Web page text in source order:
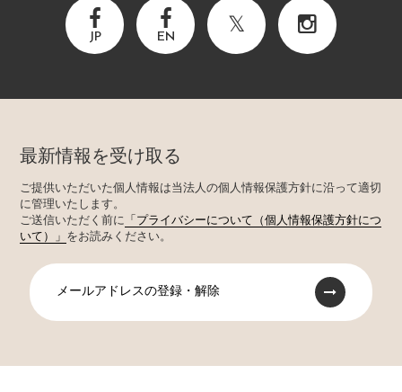
JP EN
最新情報を受け取る
ご提供いただいた個人情報は当法人の個人情報保護方針に沿って適切
に管理いたします。
ご送信いただく前に
「プライバシーについて（個人情報保護方針につ
いて）」 をお読みください。
メールアドレスの登録・解除